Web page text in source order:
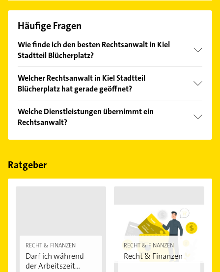
Häufige Fragen
Wie finde ich den besten Rechtsanwalt in Kiel
Stadtteil Blücherplatz?
Kundenmeinungen und profitieren Sie von den
Empfehlungen. Die Suchergebnisse können Sie sich
Welcher Rechtsanwalt in Kiel Stadtteil
Blücherplatz hat gerade geöffnet?
Bitte beachten Sie, dass diese an Sonn- und
Feiertagen abweichen können.
Welche Dienstleistungen übernimmt ein
Rechtsanwalt?
Folgende Leistungen werden angeboten:
Familienrecht, Sozialrecht und Arbeitsrecht.
Ratgeber
RECHT & FINANZEN
Darf ich während
der Arbeitszeit...
RECHT & FINANZEN
Recht & Finanzen